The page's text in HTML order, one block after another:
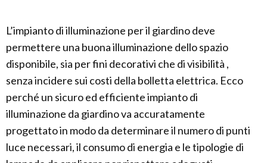
L’impianto di illuminazione per il giardino deve
permettere una buona illuminazione dello spazio
disponibile, sia per fini decorativi che di visibilità ,
senza incidere sui costi della bolletta elettrica. Ecco
perché un sicuro ed efficiente impianto di
illuminazione da giardino va accuratamente
progettato in modo da determinare il numero di punti
luce necessari, il consumo di energia e le tipologie di